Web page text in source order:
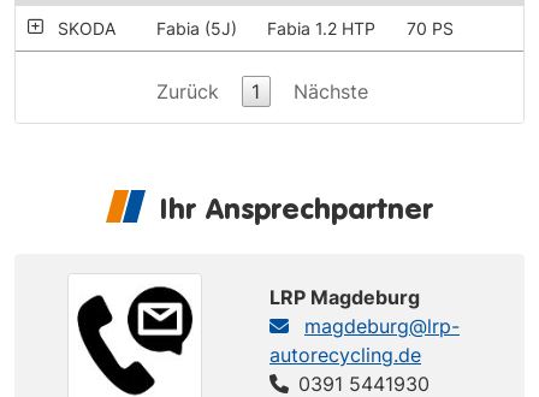
SKODA Fabia (5J) Fabia 1.2 HTP 70 PS
Zurück 1 Nächste
Ihr Ansprechpartner
LRP Magdeburg
magdeburg@lrp-
autorecycling.de
0391 5441930